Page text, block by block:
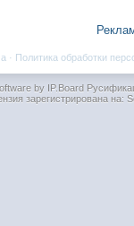
Политика обработки
·
by IP.Board
зарегистрирована на: